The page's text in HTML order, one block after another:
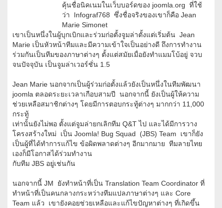
คุ้นชื่อนิคเนมในเว็บบอร์ดของ joomla.org ที่ใช้
ว่า Infograf768 ซึ่งชื่อจริงของเขาก็คือ Jean
Marie Simonet
เขาเป็นหนึ่งในผู้บุกเบิกและร่วมก่อตั้งจูมล่าตั้งแต่เริ่มต้น Jean
Marie เป็นหัวหน้าทีมและมีความเข้าใจเป็นอย่างดี ถึงการทำงาน
ร่วมกันเป็นทีมของภาษาต่างๆ ตั้งแต่สมัยเมื่อยังทำแมมโบ้อยู่ จวบ
จนปัจจุบัน เป็นจูมล่าเวอร์ชั่น 1.5
Jean Marie นอกจากเป็นผู้ร่วมก่อตั้งแล้วยังเป็นหนึ่งในทีมพัฒนา
joomla ตลอดระยะเวลาเกือบสามปี นอกจากนี้ ยังเป็นผู้ให้ความ
ช่วยเหลือสมาชิกต่างๆ โดยมีการตอบกระทู้ต่างๆ มากกว่า 11,000
กระทู้
เท่านั้นยังไม่พอ ตั้งแต่จูมล่ายกเลิกทีม Q&T ไป และได้มีการวาง
โครงสร้างใหม่ เป็น Joomla! Bug Squad (JBS) Team เขาก็ยัง
เป็นผู้ที่ได้ทำการแก้ไข ข้อผิดพลาดต่างๆ อีกมากมาย ทีมลายไทย
เองก็มีโอกาสได้ร่วมทำงาน
กับทีม JBS อยู่เช่นกัน
นอกจากนี้ JM ยังทำหน้าที่เป็น Translation Team Coordinator ที่
ทำหน้าที่เป็นคนกลางกระหว่างทีมแปลภาษาต่างๆ และ Core
Team แล้ว เขายังคอยช่วยเหลือและแก้ไขปัญหาต่างๆ ที่เกิดขึ้น